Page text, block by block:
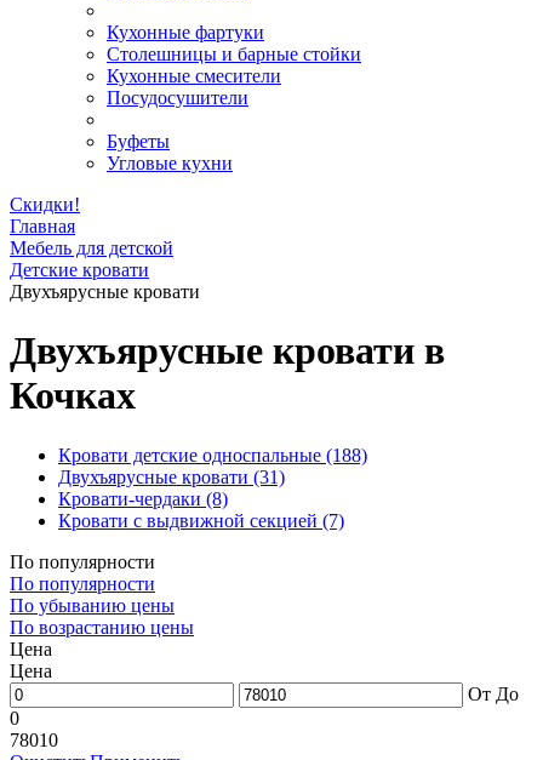
Кухонные фартуки
Столешницы и барные стойки
Кухонные смесители
Посудосушители
Буфеты
Угловые кухни
Скидки!
Главная
Мебель для детской
Детские кровати
Двухъярусные кровати
Двухъярусные кровати в
Кочках
Кровати детские односпальные (188)
Двухъярусные кровати (31)
Кровати-чердаки (8)
Кровати с выдвижной секцией (7)
По популярности
По популярности
По убыванию цены
По возрастанию цены
Цена
Цена
От До
0
78010